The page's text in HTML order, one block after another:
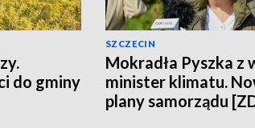
do gminy
SZCZECIN
Mokradła Pyszka z
minister klimatu.
plany samorządu